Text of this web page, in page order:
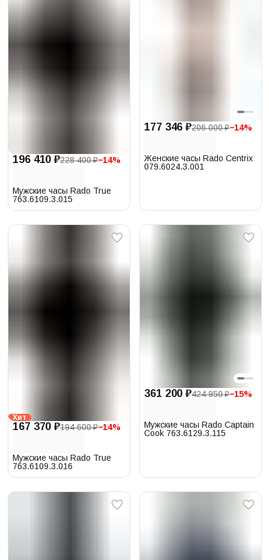
196 410 ₽228 400 ₽−14%
Мужские часы Rado True
763.6109.3.015
177 346 ₽206 000 ₽−14%
Женские часы Rado Centrix
079.6024.3.001
Хит
167 370 ₽194 600 ₽−14%
Мужские часы Rado True
763.6109.3.016
361 200 ₽424 950 ₽−15%
Мужские часы Rado Captain
Cook 763.6129.3.115